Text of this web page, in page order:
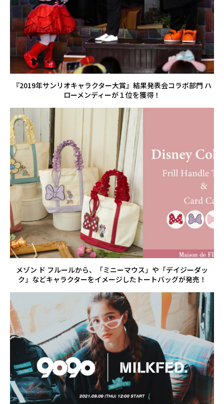
『2019年サンリオキャラクター大賞』結果発表会コラボ部門 ハ
ローメンディーが１位を獲得！
メゾン ド フルールから、「ミニーマウス」や「デイジーダッ
ク」などキャラクターをイメージしたトートバッグが発売！